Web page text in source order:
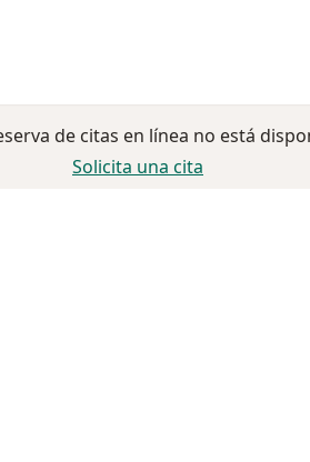
de citas en línea no está
Solicita una cita